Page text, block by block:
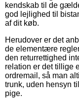
kendskab til de
god lejlighed til
af dit køb.
Herudover er det
de elementære
den returrettighed
relation er det tillige
ordremail, så man
trunk, uden hensyn
pige.